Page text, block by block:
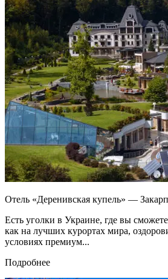
Отель «Деренивская купель» —
Есть уголки в Украине, где вы
как на лучших курортах мира,
условиях премиум...
Подробнее